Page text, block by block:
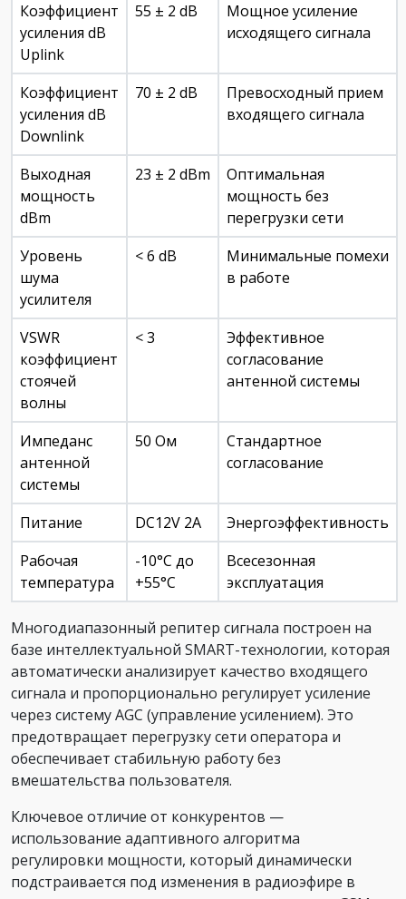
Коэффициент
усиления dB
Uplink
55 ± 2 dB
Мощное усиление
исходящего сигнала
Коэффициент
усиления dB
Downlink
70 ± 2 dB
Превосходный прием
входящего сигнала
Выходная
мощность
dBm
23 ± 2 dBm
Оптимальная
мощность без
перегрузки сети
Уровень
шума
усилителя
< 6 dB
Минимальные помехи
в работе
VSWR
коэффициент
стоячей
волны
< 3
Эффективное
согласование
антенной системы
Импеданс
антенной
системы
50 Ом
Стандартное
согласование
Питание DC12V 2A
Энергоэффективность
Рабочая
температура
-10°C до
+55°C
Всесезонная
эксплуатация
Многодиапазонный репитер сигнала построен на
базе интеллектуальной SMART-технологии, которая
автоматически анализирует качество входящего
сигнала и пропорционально регулирует усиление
через систему AGC (управление усилением). Это
предотвращает перегрузку сети оператора и
обеспечивает стабильную работу без
вмешательства пользователя.
Ключевое отличие от конкурентов —
использование адаптивного алгоритма
регулировки мощности, который динамически
подстраивается под изменения в радиоэфире в